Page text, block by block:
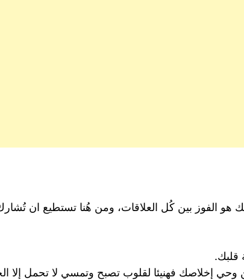
هو الفوز بين كُل العلاقات، ومن هُنا تستطيع ان
قلبك.
فهنيئا لقلوب تصبح وتمسي لا تحمل إلا